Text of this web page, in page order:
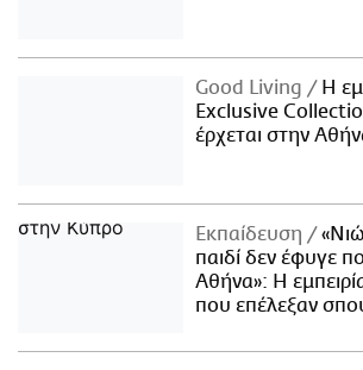
Good Living
Η
Exclusive
έρχεται στην
Εκπαίδευση
παιδί δεν έφυγε
Αθήνα»: Η
που επέλεξαν